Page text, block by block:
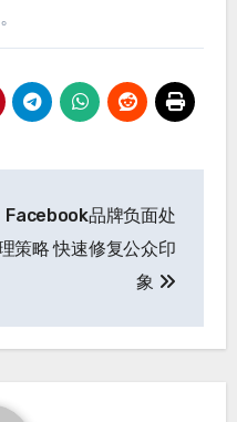
Facebook品牌负面处
策略 快速修复公众印
象